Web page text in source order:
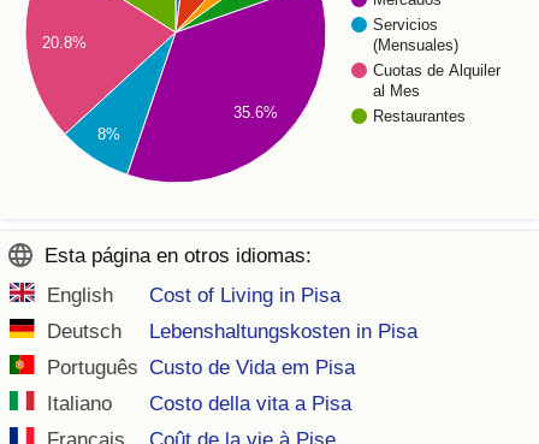
Servicios
(Mensuales)
Cuotas de Alquiler
al Mes
Restaurantes
20.8%
8%
35.6%
Esta página en otros idiomas:
English
Cost of Living in Pisa
Deutsch
Lebenshaltungskosten in Pisa
Português Custo de Vida em Pisa
Italiano
Costo della vita a Pisa